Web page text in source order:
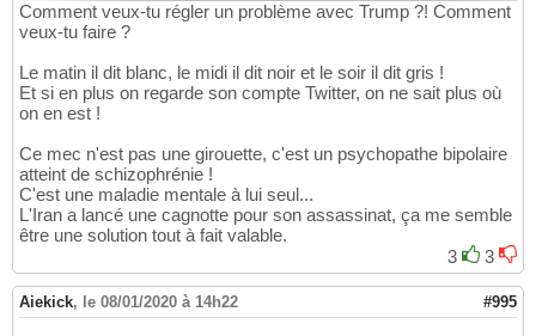
Comment veux-tu régler un problème avec Trump ?! Comment
veux-tu faire ?
Le matin il dit blanc, le midi il dit noir et le soir il dit gris !
Et si en plus on regarde son compte Twitter, on ne sait plus où
on en est !
Ce mec n'est pas une girouette, c'est un psychopathe bipolaire
atteint de schizophrénie !
C'est une maladie mentale à lui seul...
L'Iran a lancé une cagnotte pour son assassinat, ça me semble
être une solution tout à fait valable.
3
3
Aiekick, le 08/01/2020 à 14h22 #995